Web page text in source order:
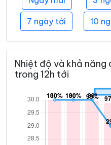
7 ngày tới 10
Nhiệt độ và khả năng
trong 12h tới